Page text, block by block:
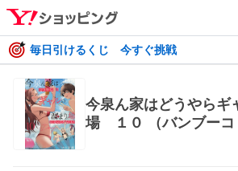
毎日引けるくじ 今すぐ挑戦
今泉ん家はどうやらギ
場 １０ （バンブーコ